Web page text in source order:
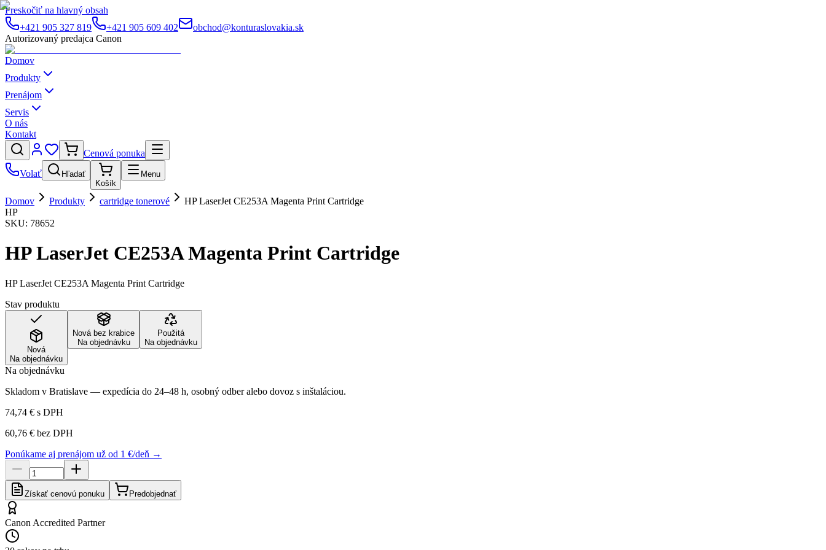
Preskočiť na hlavný obsah
+421 905 327 819
+421 905 609 402
obchod@konturaslovakia.sk
Autorizovaný predajca Canon
Domov
Produkty
Prenájom
Servis
O nás
Kontakt
Cenová ponuka
Volať
Hľadať
Košík
Menu
Domov Produkty cartridge tonerové
HP LaserJet CE253A Magenta Print Cartridge
HP
SKU: 78652
HP LaserJet CE253A Magenta Print Cartridge
HP LaserJet CE253A Magenta Print Cartridge
Stav produktu
Nová
Na objednávku
Nová bez krabice
Na objednávku
Použitá
Na objednávku
Na objednávku
Skladom v Bratislave — expedícia do 24–48 h, osobný odber alebo dovoz s inštaláciou.
74,74 € s DPH
60,76 € bez DPH
Ponúkame aj prenájom už od 1 €/deň →
Získať cenovú ponuku Predobjednať
Canon Accredited Partner